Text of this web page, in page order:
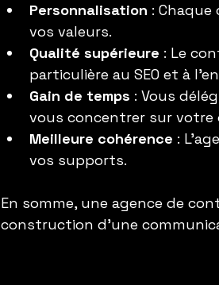
Personnalisation :
vos valeurs.
Qualité supérieure : Le
particulière au SEO et à
Gain de temps : Vous
vous concentrer sur
Meilleure cohérence :
vos supports.
En somme, une agence de
construction d’une